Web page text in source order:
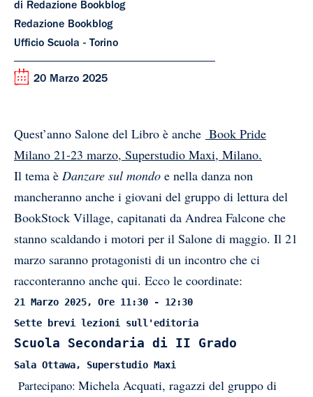
di Redazione Bookblog
Redazione Bookblog
Ufficio Scuola - Torino
20 Marzo 2025
Quest’anno Salone del Libro è anche Book Pride
Milano 21-23 marzo, Superstudio Maxi, Milano.
Il tema è Danzare sul mondo e nella danza non
mancheranno anche i giovani del gruppo di lettura del
BookStock Village, capitanati da Andrea Falcone che
stanno scaldando i motori per il Salone di maggio. Il 21
marzo saranno protagonisti di un incontro che ci
racconteranno anche qui. Ecco le coordinate:
21 Marzo 2025, Ore 11:30 - 12:30
Scuola Secondaria di II Grado
Sala Ottawa, Superstudio Maxi
Partecipano: Michela Acquati, ragazzi del gruppo di